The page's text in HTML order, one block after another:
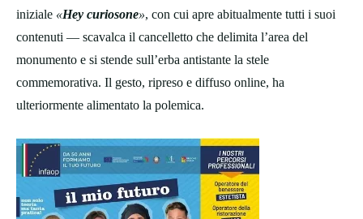
iniziale «Hey curiosone», con cui apre abitualmente tutti i suoi
contenuti — scavalca il cancelletto che delimita l’area del
monumento e si stende sull’erba antistante la stele
commemorativa. Il gesto, ripreso e diffuso online, ha
ulteriormente alimentato la polemica.